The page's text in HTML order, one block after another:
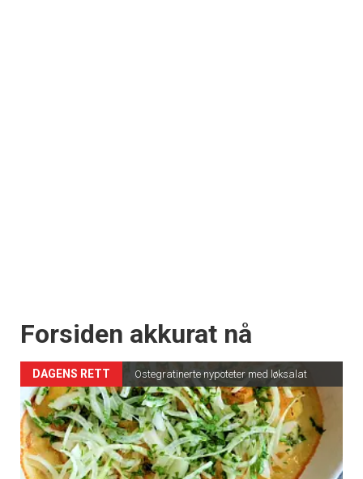
Forsiden akkurat nå
DAGENS RETT Ostegratinerte nypoteter med løksalat